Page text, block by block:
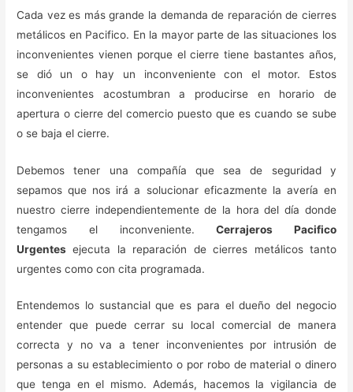
Cada vez es más grande la demanda de reparación de cierres
metálicos en Pacifico. En la mayor parte de las situaciones los
inconvenientes vienen porque el cierre tiene bastantes años,
se dió un o hay un inconveniente con el motor. Estos
inconvenientes acostumbran a producirse en horario de
apertura o cierre del comercio puesto que es cuando se sube
o se baja el cierre.
Debemos tener una compañía que sea de seguridad y
sepamos que nos irá a solucionar eficazmente la avería en
nuestro cierre independientemente de la hora del día donde
tengamos el inconveniente.Cerrajeros Pacifico
Urgentes ejecuta la reparación de cierres metálicos tanto
urgentes como con cita programada.
Entendemos lo sustancial que es para el dueño del negocio
entender que puede cerrar su local comercial de manera
correcta y no va a tener inconvenientes por intrusión de
personas a su establecimiento o por robo de material o dinero
que tenga en el mismo. Además, hacemos la vigilancia de